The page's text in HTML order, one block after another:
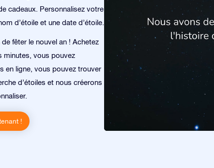
cadeaux. Personnalisez votre
d’étoile et une date d’étoile.
fêter le nouvel an ! Achetez
minutes, vous pouvez
en ligne, vous pouvez trouver
d’étoiles et nous créerons
!